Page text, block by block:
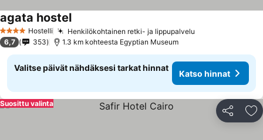
4 Tähtiluokitus
Hostelli Henkilökohtainen retki- ja lippupalvelu
agata hostel
6,7 353 1.3 km kohteesta Egyptian Museum
Valitse päivät nähdäksesi tarkat hinnat
Katso hinnat
Jaa
Suosittu valinta